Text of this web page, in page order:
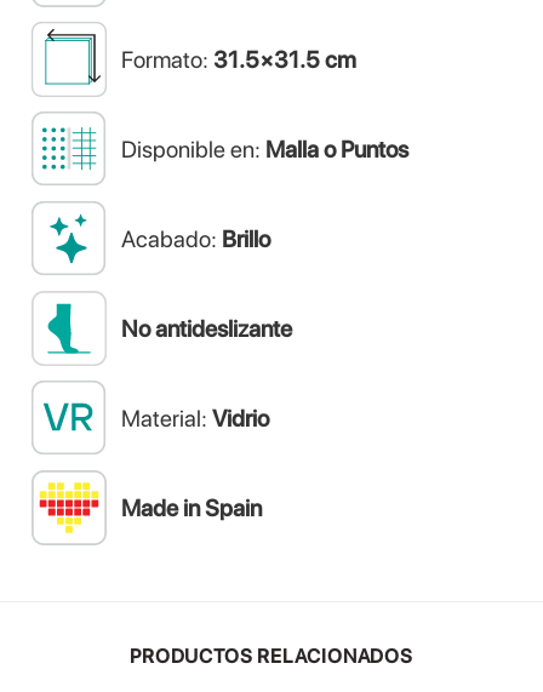
Formato: 31.5×31.5 cm
Disponible en: Malla o Puntos
Acabado: Brillo
No antideslizante
Material: Vidrio
Made in Spain
PRODUCTOS RELACIONADOS